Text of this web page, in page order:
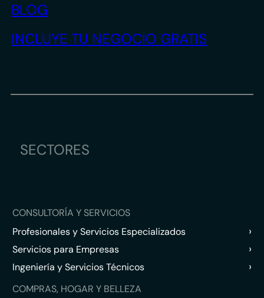
BLOG
INCLUYE TU NEGOCIO GRATIS
SECTORES
CONSULTORÍA Y SERVICIOS
Profesionales y Servicios Especializados
›
Servicios para Empresas ›
Ingeniería y Servicios Técnicos ›
COMPRAS, HOGAR Y BELLEZA